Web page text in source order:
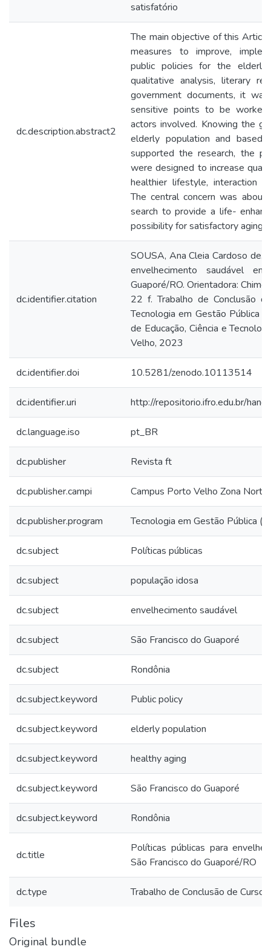
satisfatório
dc.description.abstract2
The main objective of this
measures to improve,
public policies for the elderly
qualitative analysis, literary
government documents, it
sensitive points to be
actors involved. Knowing the
elderly population and based
supported the research, the
were designed to increase
healthier lifestyle, interaction
The central concern was
search to provide a life-
possibility for satisfactory aging.
dc.identifier.citation
SOUSA, Ana Cleia Cardoso de.
envelhecimento saudável
Guaporé/RO. Orientadora:
22 f. Trabalho de Conclusão
Tecnologia em Gestão Pública
de Educação, Ciência e
Velho, 2023
dc.identifier.doi 10.5281/zenodo.10113514
dc.identifier.uri http://repositorio.ifro.edu.br/
dc.language.iso pt_BR
dc.publisher Revista ft
dc.publisher.campi Campus Porto Velho Zona Norte
dc.publisher.program Tecnologia em Gestão Pública
dc.subject Políticas públicas
dc.subject população idosa
dc.subject envelhecimento saudável
dc.subject São Francisco do Guaporé
dc.subject Rondônia
dc.subject.keyword Public policy
dc.subject.keyword elderly population
dc.subject.keyword healthy aging
dc.subject.keyword São Francisco do Guaporé
dc.subject.keyword Rondônia
dc.title
Políticas públicas para
São Francisco do Guaporé/RO
dc.type Trabalho de Conclusão de Curso
Files
Original bundle